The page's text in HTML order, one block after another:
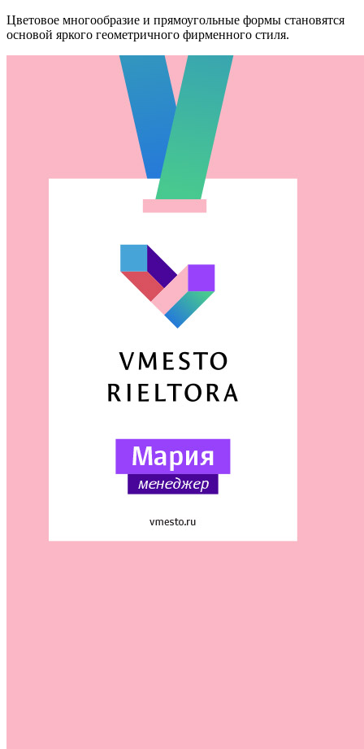
Цветовое многообразие и прямоугольные формы становятся
основой яркого геометричного фирменного стиля.